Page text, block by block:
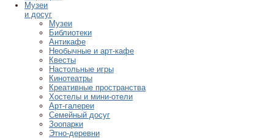
Музеи
и досуг
Музеи
Библиотеки
Антикафе
Необычные и арт-кафе
Квесты
Настольные игры
Кинотеатры
Креативные пространства
Хостелы и мини-отели
Арт-галереи
Семейный досуг
Зоопарки
Этно-деревни